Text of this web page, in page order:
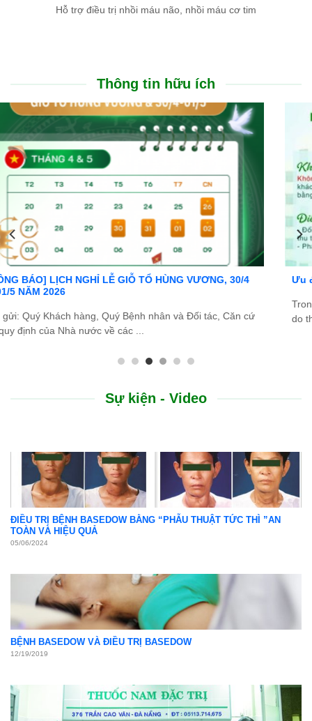
Hỗ trợ điều trị nhồi máu não, nhồi máu cơ tim
Thông tin hữu ích
Ưu đãi đặc biệt: Khám chữa bệnh áp dụng BHYT
Trong tinh thần đồng hành cùng người dân vượt qua khó khăn
do thiên tai lũ lụt, Bệnh viện Bình Dân ...
Sự kiện - Video
ĐIỀU TRỊ BỆNH BASEDOW BẰNG “PHẪU THUẬT TỨC THÌ ”AN
TOÀN VÀ HIỆU QUẢ
05/06/2024
BỆNH BASEDOW VÀ ĐIỀU TRỊ BASEDOW
12/19/2019